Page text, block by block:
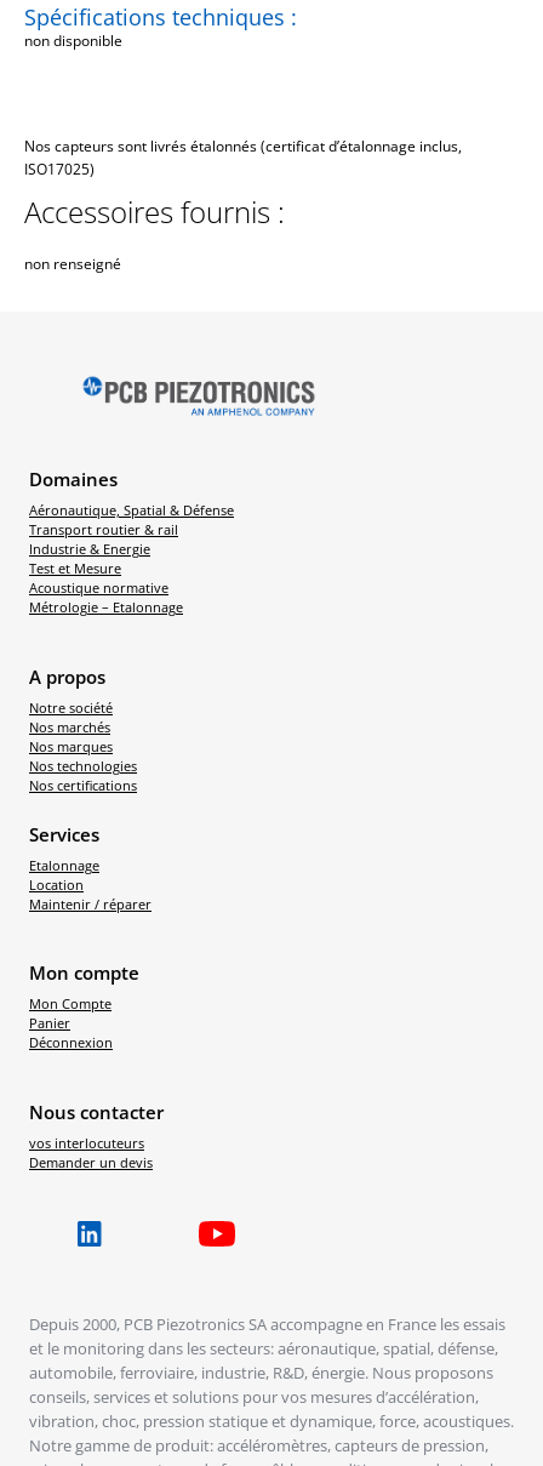
Spécifications techniques :
non disponible
Nos capteurs sont livrés étalonnés (certificat d’étalonnage inclus,
ISO17025)
Accessoires fournis :
non renseigné
Domaines
Aéronautique, Spatial & Défense
Transport routier & rail
Industrie & Energie
Test et Mesure
Acoustique normative
Métrologie – Etalonnage
A propos
Notre société
Nos marchés
Nos marques
Nos technologies
Nos certifications
Services
Etalonnage
Location
Maintenir / réparer
Mon compte
Mon Compte
Panier
Déconnexion
Nous contacter
vos interlocuteurs
Demander un devis
Depuis 2000, PCB Piezotronics SA accompagne en France les essais
et le monitoring dans les secteurs: aéronautique, spatial, défense,
automobile, ferroviaire, industrie, R&D, énergie. Nous proposons
conseils, services et solutions pour vos mesures d’accélération,
vibration, choc, pression statique et dynamique, force, acoustiques.
Notre gamme de produit: accéléromètres, capteurs de pression,